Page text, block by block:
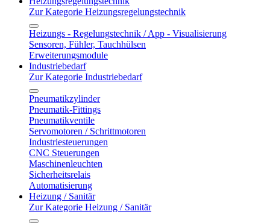
Zur Kategorie Heizungsregelungstechnik
Heizungs - Regelungstechnik / App - Visualisierung
Sensoren, Fühler, Tauchhülsen
Erweiterungsmodule
Industriebedarf
Zur Kategorie Industriebedarf
Pneumatikzylinder
Pneumatik-Fittings
Pneumatikventile
Servomotoren / Schrittmotoren
Industriesteuerungen
CNC Steuerungen
Maschinenleuchten
Sicherheitsrelais
Automatisierung
Heizung / Sanitär
Zur Kategorie Heizung / Sanitär